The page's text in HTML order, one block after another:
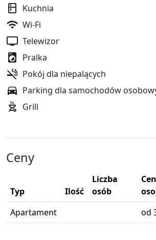
Kuchnia
Wi-Fi
Telewizor
Pralka
Pokój dla niepalących
Parking dla samochodów
Grill
Ceny
Typ Ilość
Liczba
osób
Apartament
od